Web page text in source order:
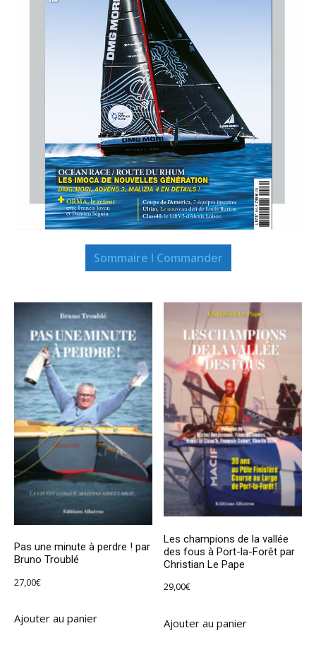
Sommaire I Commander
Pas une minute à perdre ! par
Bruno Troublé
27,00€
Ajouter au panier
Les champions de la vallée
des fous à Port-la-Forêt par
Christian Le Pape
29,00€
Ajouter au panier